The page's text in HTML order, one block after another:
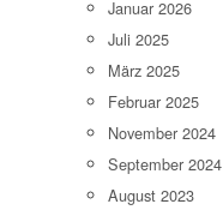
Januar 2026
Juli 2025
März 2025
Februar 2025
November 2024
September 2024
August 2023